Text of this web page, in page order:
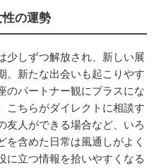
の運勢
少しずつ解放され、新しい展
。新たな出会いも起こりやす
のパートナー観にプラスにな
こちらがダイレクトに相談す
友人ができる場合など、いろ
を含めた日常は風通しがよく
に立つ情報を拾いやすくなる